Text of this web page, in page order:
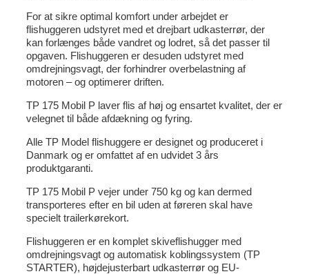
For at sikre optimal komfort under arbejdet er
flishuggeren udstyret med et drejbart udkasterrør, der
kan forlænges både vandret og lodret, så det passer til
opgaven. Flishuggeren er desuden udstyret med
omdrejningsvagt, der forhindrer overbelastning af
motoren – og optimerer driften.
TP 175 Mobil P laver flis af høj og ensartet kvalitet, der er
velegnet til både afdækning og fyring.
Alle TP Model flishuggere er designet og produceret i
Danmark og er omfattet af en udvidet 3 års
produktgaranti.
TP 175 Mobil P vejer under 750 kg og kan dermed
transporteres efter en bil uden at føreren skal have
specielt trailerkørekort.
Flishuggeren er en komplet skiveflishugger med
omdrejningsvagt og automatisk koblingssystem (TP
STARTER), højdejusterbart udkasterrør og EU-